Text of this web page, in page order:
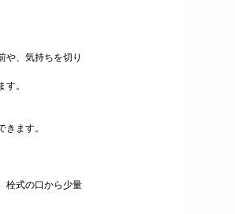
や、気持ちを切り
。
ます。
栓式の口から少量